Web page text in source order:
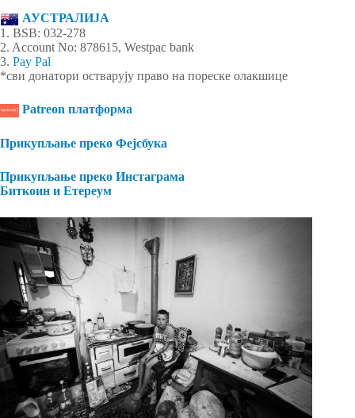
АУСТРАЛИЈА
1. BSB: 032-278
2. Account No: 878615, Westpac bank
3. Pay Pal
*сви донатори остварују право на пореске олакшице
Patreon платформа
Прикупљање преко Фејсбука
Прикупљање преко Инстаграма
Биткоин и Етереум